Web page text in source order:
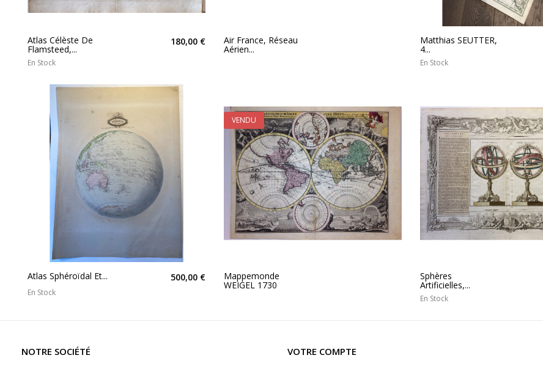
Atlas Célèste De
Flamsteed,...
180,00 €
En Stock
Air France, Réseau
Aérien...
Matthias SEUTTER,
4...
En Stock
Atlas Sphéroïdal Et... 500,00 €
En Stock
Mappemonde
WEIGEL 1730
VENDU
Sphères
Artificielles,...
En Stock
NOTRE SOCIÉTÉ VOTRE COMPTE